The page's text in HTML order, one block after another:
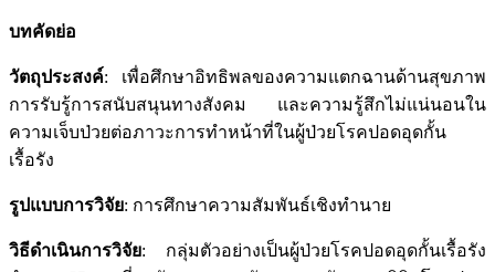
บทคัดย่อ
วัตถุประสงค์: เพื่อศึกษาอิทธิพลของความแตกฉานด้านสุขภาพ
การรับรู้การสนับสนุนทางสังคม และความรู้สึกไม่แน่นอนใน
ความเจ็บป่วยต่อภาวะการทำหน้าที่ในผู้ป่วยโรคปอดอุดกั้น
เรื้อรัง
รูปแบบการวิจัย: การศึกษาความสัมพันธ์เชิงทำนาย
วิธีดำเนินการวิจัย: กลุ่มตัวอย่างเป็นผู้ป่วยโรคปอดอุดกั้นเรื้อรัง